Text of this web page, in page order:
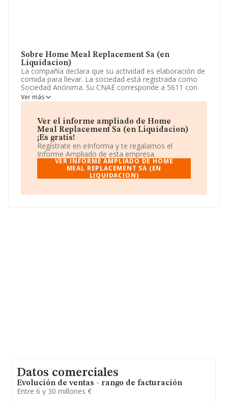
Sobre Home Meal Replacement Sa (en
Liquidacion)
La compañía declara que su actividad es elaboración de
comida para llevar. La sociedad está registrada como
Sociedad Anónima. Su CNAE corresponde a 5611 con
código '%cnae%'. La empresa es exportadora.
cifras existentes en la base de datos de INFORMA, el
número de empleados ha estado por encima de la
media de sector.
Para ponerse en contacto con sus oficinas, la empresa
facilita el número de teléfono 937163363 y su email es
info@nostrum.eu. Puedes consultar su página web aquí:
www.nostrum.eu.
La empresaHome Meal Replacement S.A (en
Ver más
Ver el informe ampliado de Home
Meal Replacement Sa (en Liquidacion)
¡Es gratis!
Regístrate en eInforma y te regalamos el
Informe Ampliado de esta empresa.
VER INFORME AMPLIADO DE HOME
MEAL REPLACEMENT SA (EN
LIQUIDACION)
Datos comerciales
Evolución de ventas - rango de facturación
Entre 6 y 30 millones €